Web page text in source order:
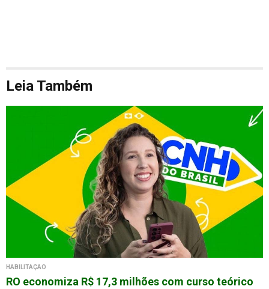
Leia Também
HABILITAÇÃO
RO economiza R$ 17,3 milhões com curso teórico